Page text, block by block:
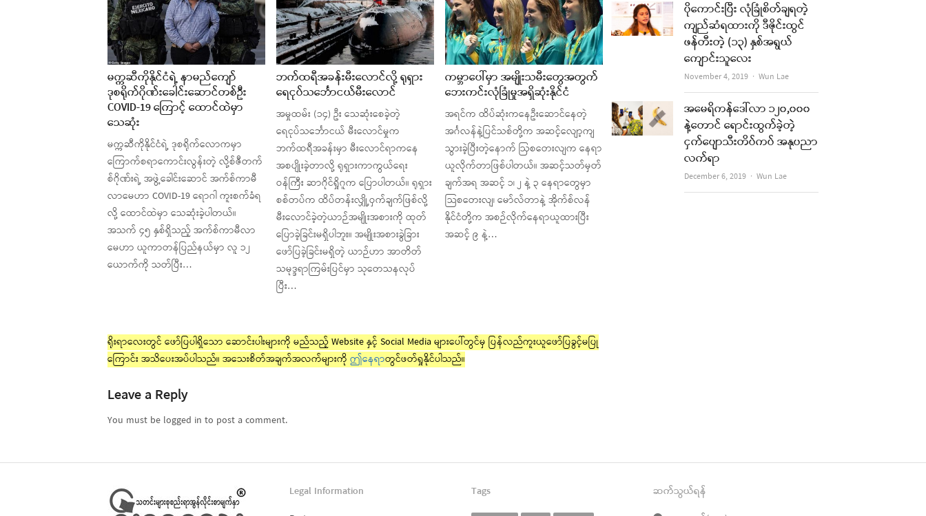
မက္ကဆီကိုနိုင်ငံရဲ့ နာမည်ကျော်
ဒုစရိုက်ဂိုဏ်းခေါင်းဆောင်တစ်ဦး
COVID-19 ကြောင့် ထောင်ထဲမှာ
သေဆုံး
မက္ကဆီကိုနိုင်ငံရဲ့ ဒုစရိုက်လောကမှာ
ကြောက်စရာကောင်းလွန်းတဲ့ လို့စ်ဇီတက်
စ်ဂိုဏ်းရဲ့ အဖွဲ့ခေါင်းဆောင် အက်စ်ကာမီ
လာမေဟာ COVID-19 ရောဂါ ကူးစက်ခံရ
လို့ ထောင်ထဲမှာ သေဆုံးခဲ့ပါတယ်။
အသက် ၄၅ နှစ်ရှိသည့် အက်စ်ကာမီလာ
မေဟာ ယူကာတန်ပြည်နယ်မှာ လူ ၁၂
ယောက်ကို သတ်ပြီး…
ဘက်ထရီအခန်းမီးလောင်လို့ ရုရှား
ရေငုပ်သင်္ဘောငယ်မီးလောင်
အမှုထမ်း (၁၄) ဦး သေဆုံးစေခဲ့တဲ့
ရေငုပ်သင်္ဘောငယ် မီးလောင်မှုက
ဘက်ထရီအခန်းမှာ မီးလောင်ရာကနေ
အစပျိုးခဲ့တာလို့ ရုရှားကာကွယ်ရေး
ဝန်ကြီး ဆာဂိုင်ရှိုဂူက ပြောပါတယ်။ ရုရှား
စစ်တပ်က ထိပ်တန်းလျှို့ဝှက်ချက်ဖြစ်လို့
မီးလောင်ခဲ့တဲ့ယာဉ်အမျိုးအစားကို ထုတ်
ပြောခဲ့ခြင်းမရှိပါဘူး။ အမျိုးအစားခွဲခြား
ဖော်ပြခဲ့ခြင်းမရှိတဲ့ ယာဉ်ဟာ အာတိတ်
သမုဒ္ဒရာကြမ်းပြင်မှာ သုတေသနလုပ်
ပြီး…
ကမ္ဘာပေါ်မှာ အမျိုးသမီးတွေအတွက်
ဘေးကင်းလုံခြုံမှုအရှိဆုံးနိုင်ငံ
အရင်က ထိပ်ဆုံးကနေဦးဆောင်နေတဲ့
အင်္ဂလန်နဲ့ပြင်သစ်တို့က အဆင့်လျော့ကျ
သွားခဲ့ပြီးတဲ့နောက် ဩစတေးလျက နေရာ
ယူလိုက်တာဖြစ်ပါတယ်။ အဆင့်သတ်မှတ်
ချက်အရ အဆင့် ၁၊ ၂ နဲ့ ၃ နေရာတွေမှာ
သြစတေးလျ၊ မော်လ်တာနဲ့ အိုက်စ်လန်
နိုင်ငံတို့က အစဉ်လိုက်နေရာယူထားပြီး
အဆင့် ၉ နဲ့…
ရိုးရာလေးတွင် ဖော်ပြပါရှိသော ဆောင်းပါးများကို မည်သည့် Website နှင့် Social Media များပေါ်တွင်မှ ပြန်လည်ကူးယူဖော်ပြခွင့်မပြု
ကြောင်း အသိပေးအပ်ပါသည်။ အသေးစိတ်အချက်အလက်များကို ဤနေရာတွင်ဖတ်ရှုနိုင်ပါသည်။
Leave a Reply
You must be logged in to post a comment.
ပိုကောင်းပြီး လုံခြုံစိတ်ချရတဲ့
ကျည်ဆံရထားကို ဒီဇိုင်းထွင်
ဖန်တီးတဲ့ (၁၃) နှစ်အရွယ်
ကျောင်းသူလေး
November 4, 2019 Author
Wun Lae
အမေရိကန်ဒေါ်လာ ၁၂၀,၀၀၀
နဲ့တောင် ရောင်းထွက်ခဲ့တဲ့
ငှက်ပျောသီးတိပ်ကပ် အနုပညာ
လက်ရာ
December 6, 2019 Author
Wun Lae
Legal Information
Tags
ဆက်သွယ်ရန်